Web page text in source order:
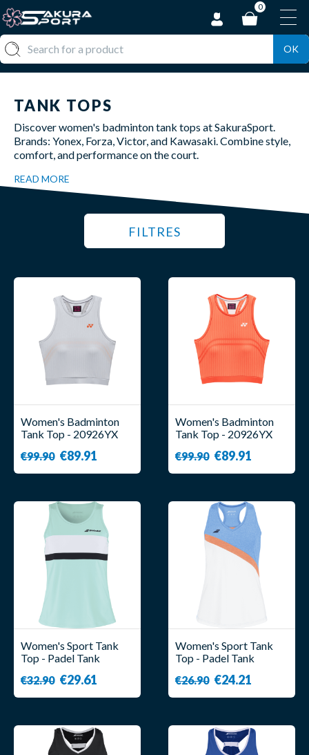
0
OK
TANK TOPS
Discover women's badminton tank tops at SakuraSport.
Brands: Yonex, Forza, Victor, and Kawasaki. Combine style,
comfort, and performance on the court.
READ MORE
FILTRES
Women's Badminton
Tank Top - 20926YX
€99.90 €89.91
Women's Badminton
Tank Top - 20926YX
€99.90 €89.91
Women's Sport Tank
Top - Padel Tank
€32.90 €29.61
Women's Sport Tank
Top - Padel Tank
€26.90 €24.21